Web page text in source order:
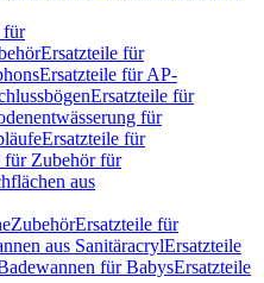
für
Ersatzteile für
Ersatzteile für AP-
Ersatzteile für
für
Ersatzteile für
für Zubehör für
aus
ZubehörErsatzteile für
aus SanitäracrylErsatzteile
für BabysErsatzteile